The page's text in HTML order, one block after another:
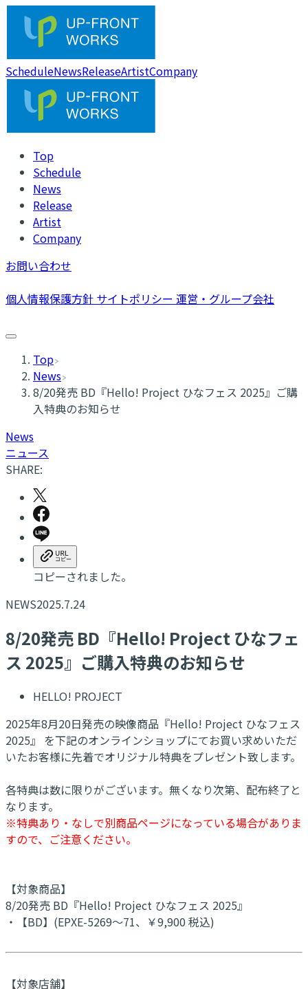
ScheduleNewsReleaseArtistCompany
Top
Schedule
News
Release
Artist
Company
お問い合わせ
個人情報保護方針 サイトポリシー 運営・グループ会社
Top
News
8/20発売 BD『Hello! Project ひなフェス 2025』ご購
入特典のお知らせ
News
ニュース
SHARE:
コピーされました。
NEWS2025.7.24
8/20発売 BD『Hello! Project ひなフェ
ス 2025』ご購入特典のお知らせ
HELLO! PROJECT
2025年8月20日発売の映像商品『Hello! Project ひなフェス
2025』 を下記のオンラインショップにてお買い求めいただ
いたお客様に先着でオリジナル特典をプレゼント致します。
各特典は数に限りがございます。無くなり次第、配布終了と
なります。
※特典あり・なしで別商品ページになっている場合がありま
すので、ご注意ください。
【対象商品】
8/20発売 BD『Hello! Project ひなフェス 2025』
・【BD】(EPXE-5269～71、￥9,900 税込)
【対象店舗】